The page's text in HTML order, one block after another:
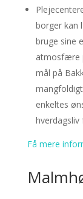
borger kan
bruge sine
atmosfære
mål på
enkeltes
hverdagsliv
Få mere